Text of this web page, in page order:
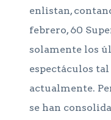
enlistan,
febrero, 60
solamente los
espectáculos
actualmente.
se han